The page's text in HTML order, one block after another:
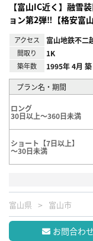
【富山IC近く】融雪
ョン第2弾‼【格安富
アクセス 富山地鉄不二
間取り 1K
築年数 1995年 4月 築
プラン名・期間
ロング
30日以上～360日未満
ショート【7日以上】
～30日未満
富山県 富山市
お問合わせ